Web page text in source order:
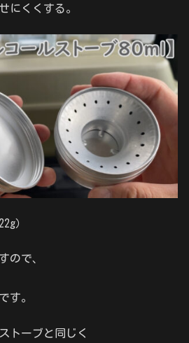
にくくする。
）
ので、
す。
トーブと同じく